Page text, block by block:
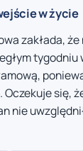
w życie
zakłada,
Oczekuje się,
nie